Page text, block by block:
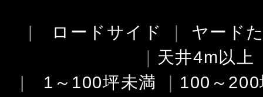
| ロードサイド ｜ ヤード
｜ 天井4m以上
| 1～100坪未満 ｜ 100～